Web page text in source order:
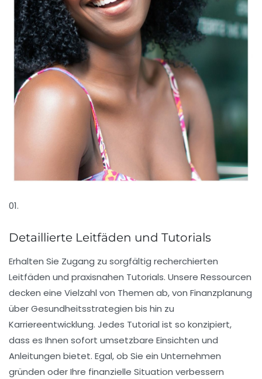
01.
Detaillierte Leitfäden und Tutorials
Erhalten Sie Zugang zu sorgfältig recherchierten
Leitfäden und praxisnahen Tutorials. Unsere Ressourcen
decken eine Vielzahl von Themen ab, von Finanzplanung
über Gesundheitsstrategien bis hin zu
Karriereentwicklung. Jedes Tutorial ist so konzipiert,
dass es Ihnen sofort umsetzbare Einsichten und
Anleitungen bietet. Egal, ob Sie ein Unternehmen
gründen oder Ihre finanzielle Situation verbessern